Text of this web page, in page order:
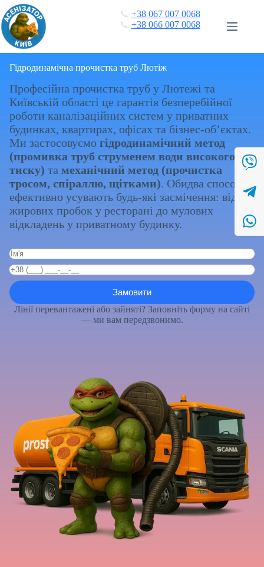
Перейти
до
вмісту
📞 +38 067 007 0068
📞 +38 066 007 0068
Гідродинамічна прочистка труб Лютіж
Професійна прочистка труб у Лютежі та
Київській області це гарантія безперебійної
роботи каналізаційних систем у приватних
будинках, квартирах, офісах та бізнес-об’єктах.
Ми застосовуємо гідродинамічний метод
(промивка труб струменем води високого
тиску) та механічний метод (прочистка
тросом, спіраллю, щітками). Обидва способи
ефективно усувають будь-які засмічення: від
жирових пробок у ресторані до мулових
відкладень у приватному будинку.
Лінії перевантажені або зайняті? Заповніть форму на сайті
— ми вам передзвонимо.